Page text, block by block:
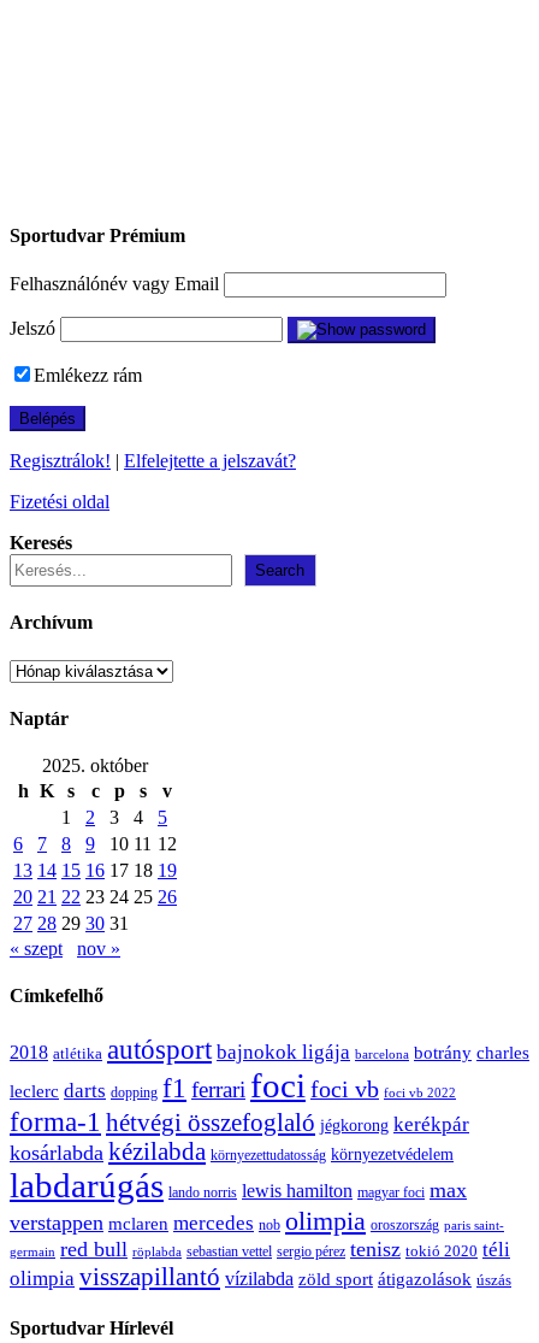
Sportudvar Prémium
Felhasználónév vagy Email
Jelszó
Emlékezz rám
Regisztrálok! | Elfelejtette a jelszavát?
Fizetési oldal
Keresés
Search
Archívum
Archívum
Naptár
2025. október
h K s c p s
v
1
2 3 4
5
6
7 8 9 10 11 12
13 14 15 16 17 18 19
20 21 22 23 24 25 26
27 28 29 30 31
« szept
nov »
Címkefelhő
2018 atlétika autósport bajnokok ligája barcelona botrány charles
leclerc darts dopping f1 ferrari foci foci vb foci vb 2022
forma-1 hétvégi összefoglaló jégkorong kerékpár
kosárlabda kézilabda környezettudatosság környezetvédelem
labdarúgás lando norris lewis hamilton magyar foci max
verstappen mclaren mercedes nob olimpia oroszország paris saint-
germain red bull röplabda sebastian vettel sergio pérez tenisz tokió 2020 téli
olimpia visszapillantó vízilabda zöld sport átigazolások úszás
Sportudvar Hírlevél